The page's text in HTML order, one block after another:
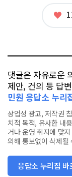
댓글은 자유로운
제안, 건의 등 답
민원 응답소 누리
상업성 광고, 저작권
치적 목적, 유사한 내
거나 운영 취지에 맞
의해 통보없이 삭제될
응답소 누리집 바